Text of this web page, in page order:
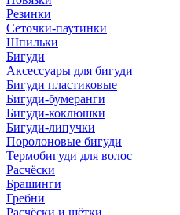
Резинки
Сеточки-паутинки
Шпильки
Бигуди
Аксессуары для бигуди
Бигуди пластиковые
Бигуди-бумеранги
Бигуди-коклюшки
Бигуди-липучки
Поролоновые бигуди
Термобигуди для волос
Расчёски
Брашинги
Гребни
Расчёски и щётки